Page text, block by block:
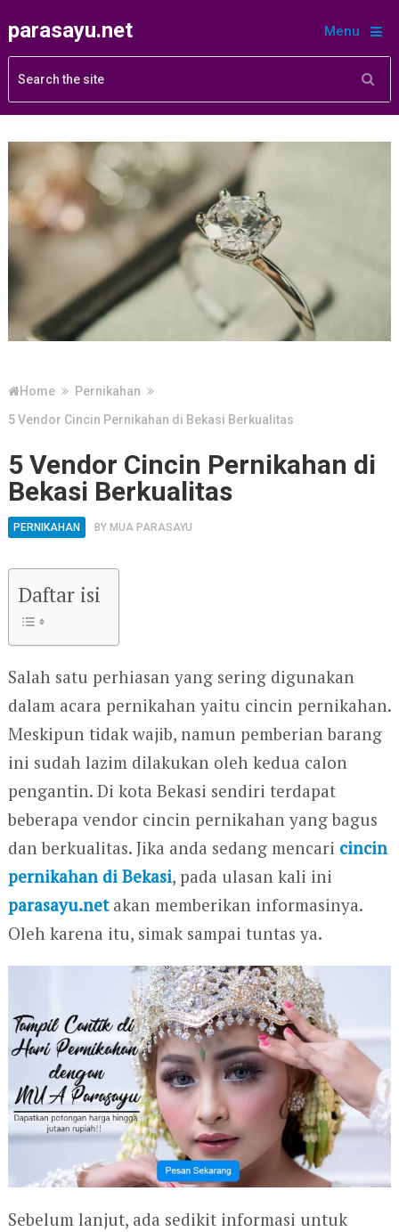
parasayu.net Menu
Home
Pernikahan
5 Vendor Cincin Pernikahan di Bekasi Berkualitas
5 Vendor Cincin Pernikahan di
Bekasi Berkualitas
PERNIKAHAN BY MUA PARASAYU
Daftar isi
Salah satu perhiasan yang sering digunakan
dalam acara pernikahan yaitu cincin pernikahan.
Meskipun tidak wajib, namun pemberian barang
ini sudah lazim dilakukan oleh kedua calon
pengantin. Di kota Bekasi sendiri terdapat
beberapa vendor cincin pernikahan yang bagus
dan berkualitas. Jika anda sedang mencari cincin
pernikahan di Bekasi, pada ulasan kali ini
parasayu.netakan memberikan informasinya.
Oleh karena itu, simak sampai tuntas ya.
Sebelum lanjut, ada sedikit informasi untuk